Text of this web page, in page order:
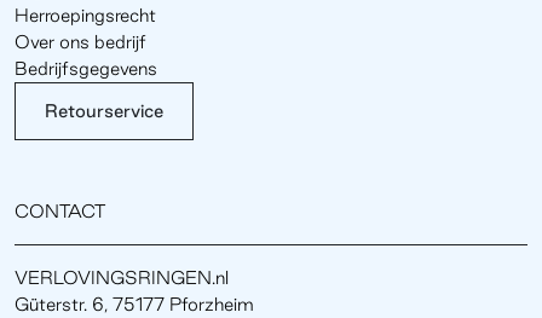
Herroepingsrecht
Over ons bedrijf
Bedrijfsgegevens
Retourservice
CONTACT
VERLOVINGSRINGEN.nl
Güterstr. 6, 75177 Pforzheim